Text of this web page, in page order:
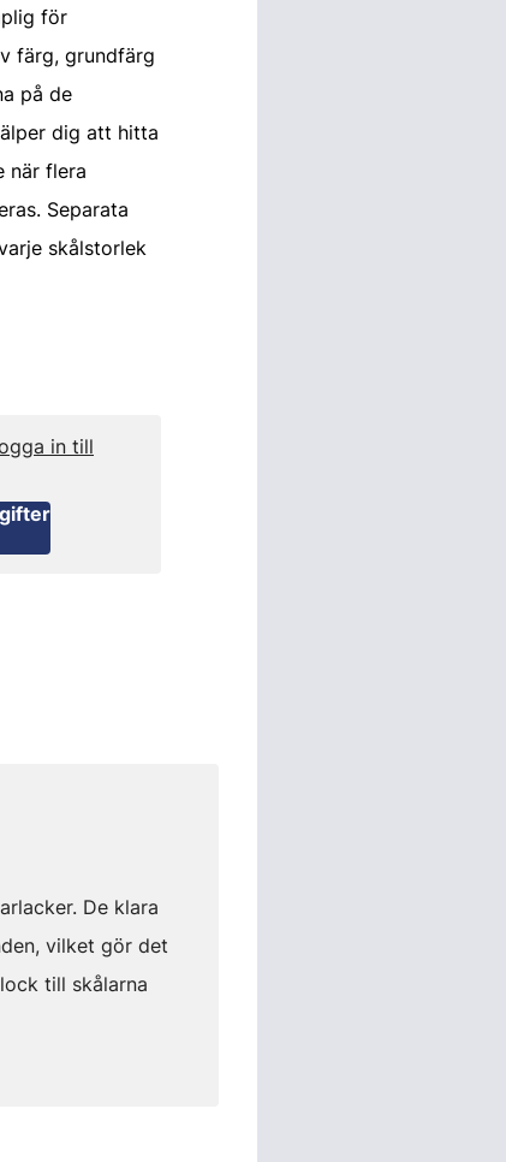
för
färg, grundfärg
på de
dig att hitta
när flera
Separata
skålstorlek
in till
De klara
vilket gör det
till skålarna